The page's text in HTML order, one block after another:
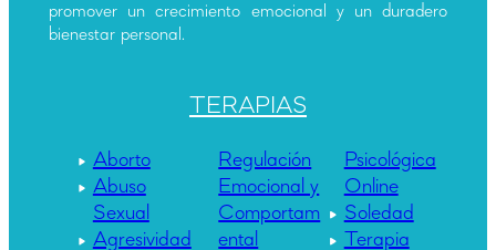
promover un crecimiento emocional y un duradero
bienestar personal.
TERAPIAS
Aborto
Abuso
Sexual
Agresividad
Regulación
Emocional y
Comportam
ental
Psicológica
Online
Soledad
Terapia